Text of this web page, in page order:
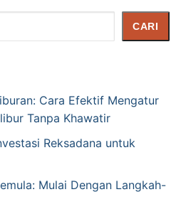
CARI
Cara Efektif Mengatur
Tanpa Khawatir
Reksadana untuk
Mulai Dengan Langkah-